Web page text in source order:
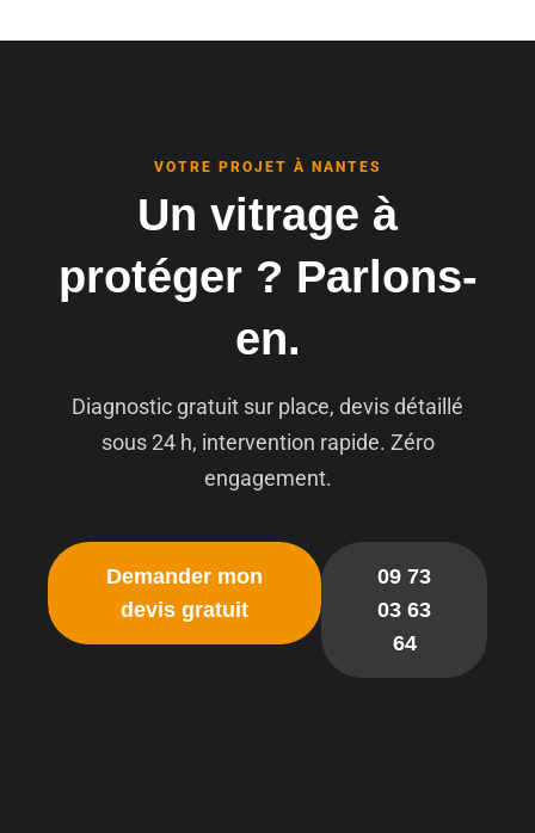
VOTRE PROJET À NANTES
Un vitrage à
protéger ? Parlons-
en.
Diagnostic gratuit sur place, devis détaillé
sous 24 h, intervention rapide. Zéro
engagement.
Demander mon
devis gratuit
09 73
03 63
64